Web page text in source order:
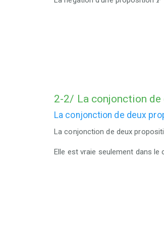
2-2/ La conjonction
La conjonction de deux
La conjonction de deux
Elle est vraie seulement dans le